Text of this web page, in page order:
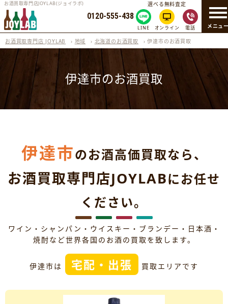
メニュ
お酒買取専門店JOYLAB(ジョイラボ)
0120-555-438
選べる無料査定
LINE オンライン 電話
お酒買取専門店 JOYLAB › 地域 › 北海道のお酒買取 ›伊達市のお酒買取
伊達市のお酒買取
伊達市のお酒高価買取なら、
お酒買取専門店JOYLABにお任せ
ください。
ワイン・シャンパン・ウイスキー・ブランデー・日本酒・
焼酎など世界各国のお酒の買取を致します。
伊達市は 宅配・出張 買取エリアです